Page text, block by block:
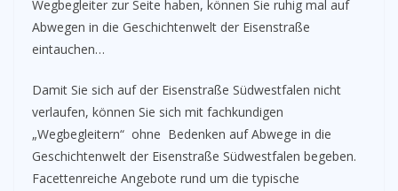
Wegbegleiter zur Seite haben, können Sie ruhig mal auf
Abwegen in die Geschichtenwelt der Eisenstraße
eintauchen…
Damit Sie sich auf der Eisenstraße Südwestfalen nicht
verlaufen, können Sie sich mit fachkundigen
„Wegbegleitern“ ohne Bedenken auf Abwege in die
Geschichtenwelt der Eisenstraße Südwestfalen begeben.
Facettenreiche Angebote rund um die typische